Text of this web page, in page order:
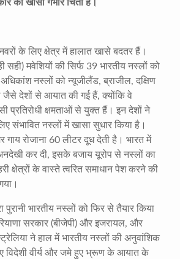
की खासी गंभीर चिंता है।
के लिए क्षेत्र में हालात खासे बदतर हैं।
मवेशियों की सिर्फ 39 भारतीय नस्लों को
नस्लों को न्यूजीलैंड, ब्राजील, दक्षिण
देशों से आयात की गई हैं, क्योंकि वे
प्रतिरोधी क्षमताओं से युक्त हैं। इन देशों ने
संभावित नस्लों में खासा सुधार किया है।
रोजाना 60 लीटर दूध देती है। भारत में
कर दी, इसके बजाय यूरोप से नस्लों का
क्षेत्रों के वास्ते त्वरित समाधान पेश करने की
पुरानी भारतीय नस्लों को फिर से तैयार किया
सरकार (बीजेपी) और इजरायल, और
ने हाल में भारतीय नस्लों की अनुवांशिक
विदेशी वीर्य और जमे हुए भ्रूण के आयात के